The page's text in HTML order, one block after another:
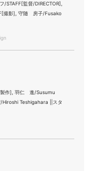
STAFF[監督/DIRECTOR],
撮影], 守随 房子/Fusako
作], 羽仁 進/Susumu
Teshigahara ||スタ